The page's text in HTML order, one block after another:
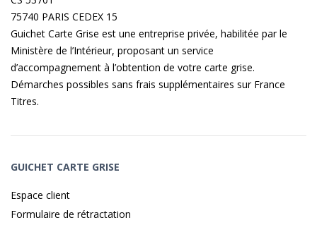
75740 PARIS CEDEX 15
Guichet Carte Grise est une entreprise privée, habilitée par le
Ministère de l’Intérieur, proposant un service
d’accompagnement à l’obtention de votre carte grise.
Démarches possibles sans frais supplémentaires sur France
Titres.
GUICHET CARTE GRISE
Espace client
Formulaire de rétractation